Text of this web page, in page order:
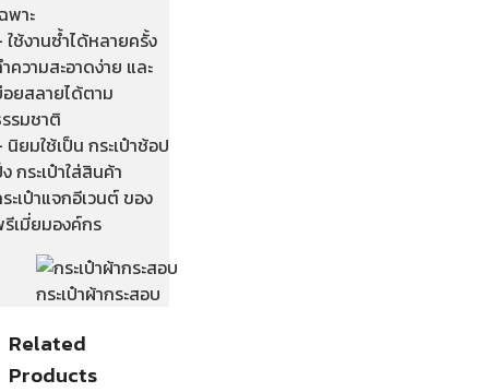
พาะ
ใช้งานซ้ำได้หลายครั้ง
ความสะอาดง่าย และ
ยสลายได้ตาม
รมชาติ
นิยมใช้เป็น กระเป๋าช้อป
กระเป๋าใส่สินค้า
ะเป๋าแจกอีเวนต์ ของ
เมี่ยมองค์กร
กระเป๋าผ้ากระสอบ
Related
Products